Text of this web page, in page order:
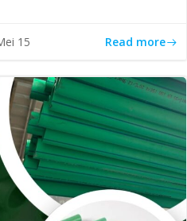
15 Read more